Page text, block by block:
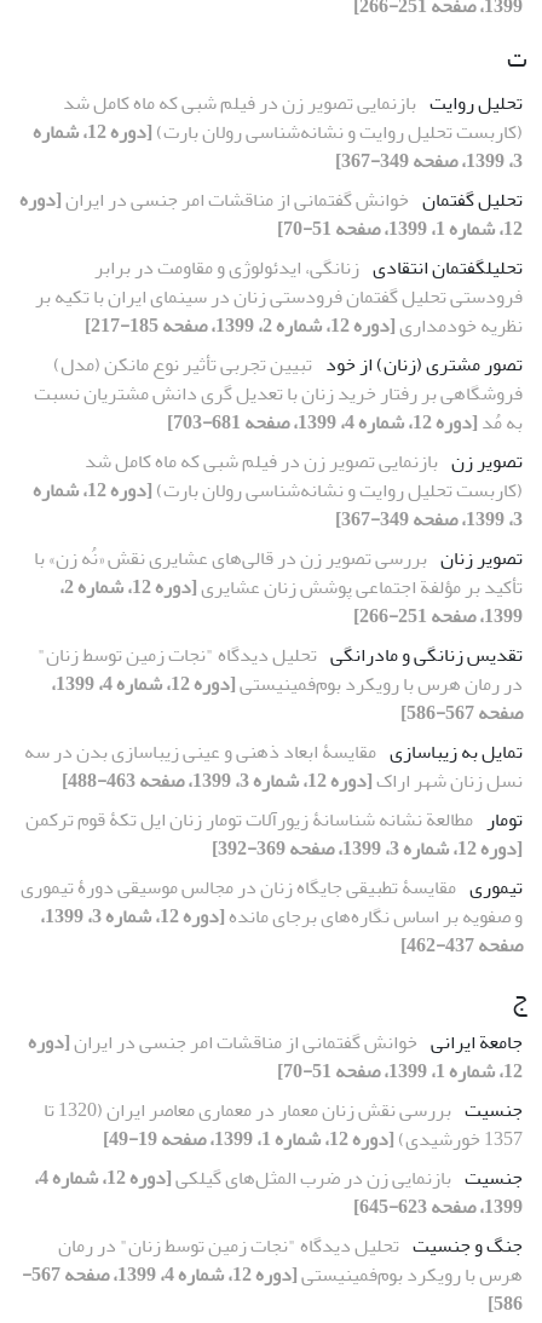
ت
تحلیل روایت بازنمایی تصویر زن در فیلم شبی که ماه کامل شد
(کاربست تحلیل روایت و نشانه‌شناسی رولان بارت)
[دوره 12، شماره
3، 1399، صفحه 349-367]
تحلیل گفتمان خوانش گفتمانی از مناقشات امر جنسی در ایران[دوره
12، شماره 1، 1399، صفحه 51-70]
تحلیل‏گفتمان انتقادی زنانگی، ایدئولوژی و مقاومت در برابر
فرودستی تحلیل گفتمان فرودستی زنان در سینمای ایران با تکیه بر
نظریه خودمداری[دوره 12، شماره 2، 1399، صفحه 185-217]
تصور مشتری (زنان) از خود تبیین تجربی تأثیر نوع مانکن (مدل)
فروشگاهی بر رفتار خرید زنان با تعدیل‏ گری دانش مشتریان نسبت
به مُد[دوره 12، شماره 4، 1399، صفحه 681-703]
تصویر زن بازنمایی تصویر زن در فیلم شبی که ماه کامل شد
(کاربست تحلیل روایت و نشانه‌شناسی رولان بارت)
[دوره 12، شماره
3، 1399، صفحه 349-367]
تصویر زنان بررسی تصویر زن در قالی‌های عشایری نقش «نُه‌ زن» با
تأکید بر مؤلفة اجتماعی پوشش زنان عشایری
[دوره 12، شماره 2،
1399، صفحه 251-266]
تقدیس زنانگی و مادرانگی تحلیل دیدگاه "نجات زمین توسط زنان"
در رمان هرس با رویکرد بوم‌فمینیستی
[دوره 12، شماره 4، 1399،
صفحه 567-586]
تمایل به زیباسازی مقایسۀ ابعاد ذهنی و عینی زیباسازی بدن در سه
نسل زنان شهر اراک[دوره 12، شماره 3، 1399، صفحه 463-488]
تومار مطالعة نشانه‏ شناسانۀ زیورآلات تومار زنان ایل تکۀ قوم ترکمن
[دوره 12، شماره 3، 1399، صفحه 369-392]
تیموری مقایسۀ تطبیقی جایگاه زنان در مجالس موسیقی دورۀ تیموری
و صفویه بر اساس نگاره‌های برجای مانده
[دوره 12، شماره 3، 1399،
صفحه 437-462]
ج
جامعة ایرانی خوانش گفتمانی از مناقشات امر جنسی در ایران[دوره
12، شماره 1، 1399، صفحه 51-70]
جنسیت
بررسی نقش زنان معمار در معماری معاصر ایران (1320 تا
1357 خورشیدی)
[دوره 12، شماره 1، 1399، صفحه 19-49]
جنسیت بازنمایی زن در ضرب المثل‌های گیلکی
[دوره 12، شماره 4،
1399، صفحه 623-645]
جنگ و جنسیت تحلیل دیدگاه "نجات زمین توسط زنان" در رمان
هرس با رویکرد بوم‌فمینیستی
[دوره 12، شماره 4، 1399، صفحه 567-
586]